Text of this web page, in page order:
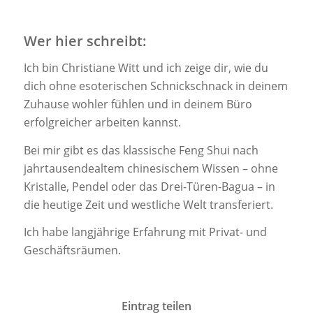
Wer hier schreibt:
Ich bin Christiane Witt und ich zeige dir, wie du
dich ohne esoterischen Schnickschnack in deinem
Zuhause wohler fühlen und in deinem Büro
erfolgreicher arbeiten kannst.
Bei mir gibt es das klassische Feng Shui nach
jahrtausendealtem chinesischem Wissen – ohne
Kristalle, Pendel oder das Drei-Türen-Bagua – in
die heutige Zeit und westliche Welt transferiert.
Ich habe langjährige Erfahrung mit Privat- und
Geschäftsräumen.
Eintrag teilen